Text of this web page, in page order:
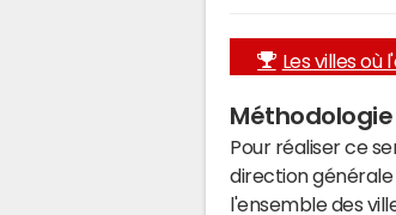
Les villes où
Méthodologie
Pour réaliser ce
direction générale
l'ensemble des